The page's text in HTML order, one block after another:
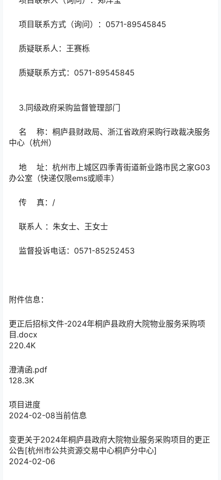
项目联系方式（询问）：0571-89545845
质疑联系人：王赛栎
质疑联系方式：0571-89545845
3.同级政府采购监督管理部门
名 称：桐庐县财政局、浙江省政府采购行政裁决服务
中心（杭州）
地 址：杭州市上城区四季青街道新业路市民之家G03
办公室（快递仅限ems或顺丰）
传 真：/
联系人 ：朱女士、王女士
监督投诉电话：0571-85252453
附件信息：
更正后招标文件-2024年桐庐县政府大院物业服务采购项
目.docx
220.4K
澄清函.pdf
128.3K
项目进度
2024-02-08当前信息
变更关于2024年桐庐县政府大院物业服务采购项目的更正
公告[杭州市公共资源交易中心桐庐分中心]
2024-02-06